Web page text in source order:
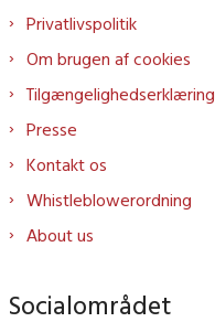
Privatlivspolitik
Om brugen af cookies
Tilgængelighedserklæring
Presse
Kontakt os
Whistleblowerordning
About us
Socialområdet